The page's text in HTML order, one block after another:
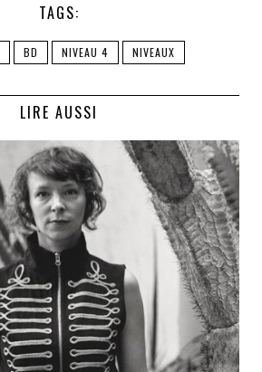
TAGS:
BD NIVEAU 4 NIVEAUX
LIRE AUSSI